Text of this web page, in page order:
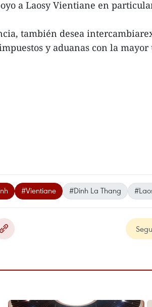
a Laosy Vientiane en
también desea
y aduanas con la
#Vientiane #Dinh La Thang